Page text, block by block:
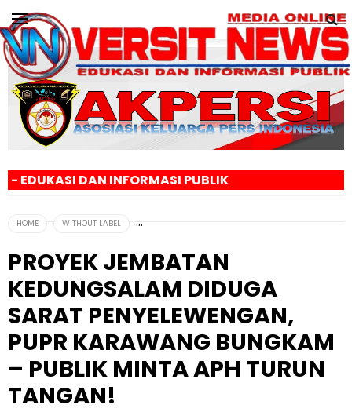
PUBLIK
HOME WITHOUT LABEL
PROYEK JEMBATAN
KEDUNGSALAM DIDUGA
SARAT PENYELEWENGAN,
PUPR KARAWANG BUNGKAM
– PUBLIK MINTA APH TURUN
TANGAN!